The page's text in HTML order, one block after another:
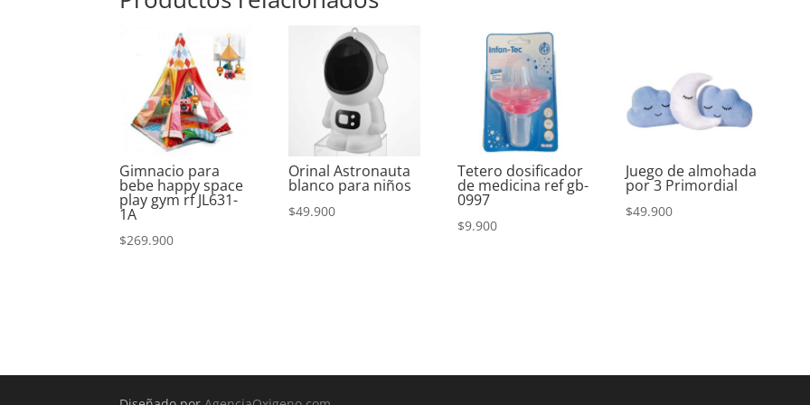
Gimnacio para
bebe happy space
play gym rf JL631-
1A
$269.900
Orinal Astronauta
blanco para niños
$49.900
Tetero dosificador
de medicina ref gb-
0997
$9.900
Juego de almohada
por 3 Primordial
$49.900